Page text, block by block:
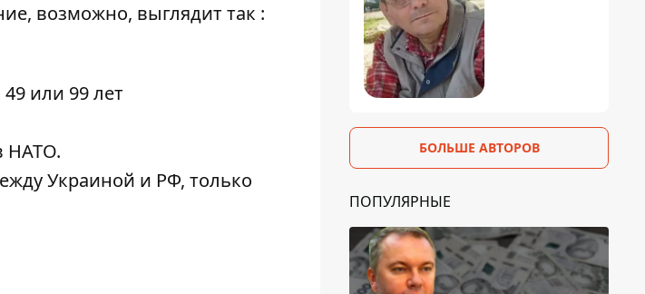
возможно, выглядит так :
или 99 лет
НАТО.
Украиной и РФ, только
БОЛЬШЕ АВТОРОВ
ПОПУЛЯРНЫЕ